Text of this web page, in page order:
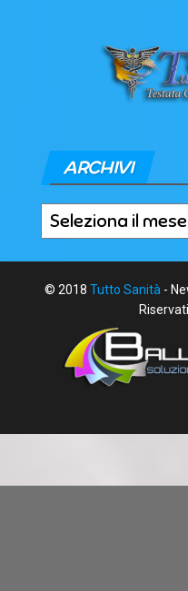
ARCHIVI
Archivi
© 2018 Tutto Sanità -